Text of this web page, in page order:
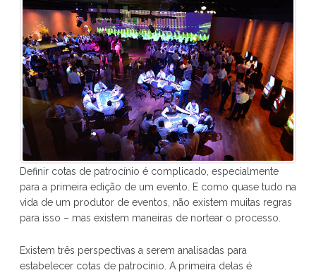
Definir cotas de patrocínio é complicado, especialmente
para a primeira edição de um evento. E como quase tudo na
vida de um produtor de eventos, não existem muitas regras
para isso – mas existem maneiras de nortear o processo.
Existem três perspectivas a serem analisadas para
estabelecer cotas de patrocínio. A primeira delas é